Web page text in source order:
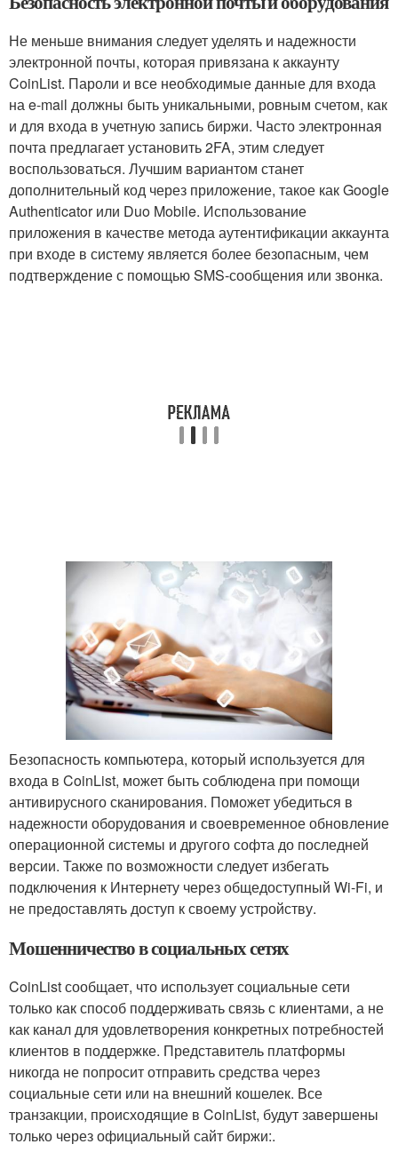
Не меньше внимания следует уделять и надежности
электронной почты, которая привязана к аккаунту
CoinList. Пароли и все необходимые данные для входа
на e-mail должны быть уникальными, ровным счетом, как
и для входа в учетную запись биржи. Часто электронная
почта предлагает установить 2FA, этим следует
воспользоваться. Лучшим вариантом станет
дополнительный код через приложение, такое как Google
Authenticator или Duo Mobile. Использование
приложения в качестве метода аутентификации аккаунта
при входе в систему является более безопасным, чем
подтверждение с помощью SMS-сообщения или звонка.
Безопасность компьютера, который используется для
входа в CoinList, может быть соблюдена при помощи
антивирусного сканирования. Поможет убедиться в
надежности оборудования и своевременное обновление
операционной системы и другого софта до последней
версии. Также по возможности следует избегать
подключения к Интернету через общедоступный Wi-Fi, и
не предоставлять доступ к своему устройству.
Мошенничество в социальных сетях
CoinList сообщает, что использует социальные сети
только как способ поддерживать связь с клиентами, а не
как канал для удовлетворения конкретных потребностей
клиентов в поддержке. Представитель платформы
никогда не попросит отправить средства через
социальные сети или на внешний кошелек. Все
транзакции, происходящие в CoinList, будут завершены
только через официальный сайт биржи:.